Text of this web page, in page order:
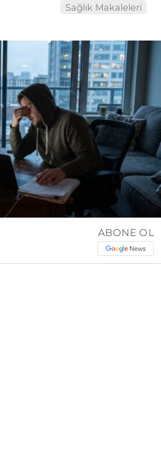
Sağlık Makaleleri
ABONE OL